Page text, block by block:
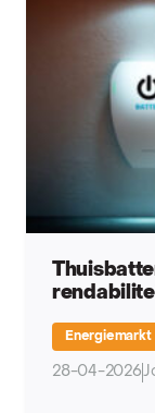
Energiemarkt
28-04-2026